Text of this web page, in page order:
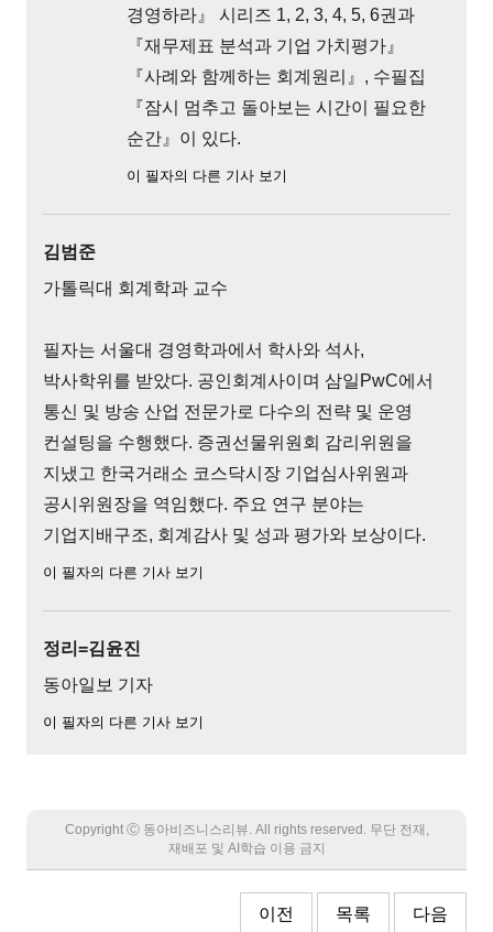
경영하라』 시리즈 1, 2, 3, 4, 5, 6권과
『재무제표 분석과 기업 가치평가』
『사례와 함께하는 회계원리』, 수필집
『잠시 멈추고 돌아보는 시간이 필요한
순간』이 있다.
이 필자의 다른 기사 보기
김범준
가톨릭대 회계학과 교수
필자는 서울대 경영학과에서 학사와 석사,
박사학위를 받았다. 공인회계사이며 삼일PwC에서
통신 및 방송 산업 전문가로 다수의 전략 및 운영
컨설팅을 수행했다. 증권선물위원회 감리위원을
지냈고 한국거래소 코스닥시장 기업심사위원과
공시위원장을 역임했다. 주요 연구 분야는
기업지배구조, 회계감사 및 성과 평가와 보상이다.
이 필자의 다른 기사 보기
정리=김윤진
동아일보 기자
이 필자의 다른 기사 보기
Copyright Ⓒ 동아비즈니스리뷰. All rights reserved. 무단 전재,
재배포 및 AI학습 이용 금지
이전 목록 다음